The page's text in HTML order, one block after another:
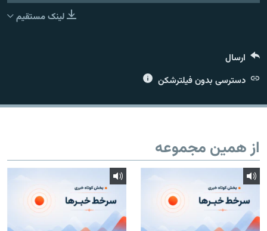
لینک مستقیم
ارسال
دسترسی بدون فیلترشکن
از همین مجموعه